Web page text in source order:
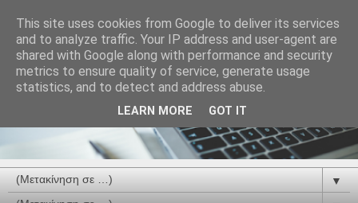
▼
This site uses cookies from Google to deliver its services
and to analyze traffic. Your IP address and user-agent are
shared with Google along with performance and security
metrics to ensure quality of service, generate usage
statistics, and to detect and address abuse.
LEARN MORE GOT IT